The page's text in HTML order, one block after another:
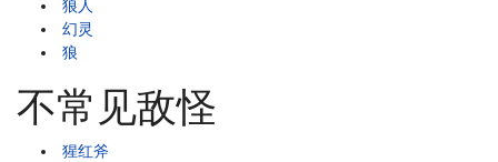
狼人
幻灵
狼
不常见敌怪
猩红斧